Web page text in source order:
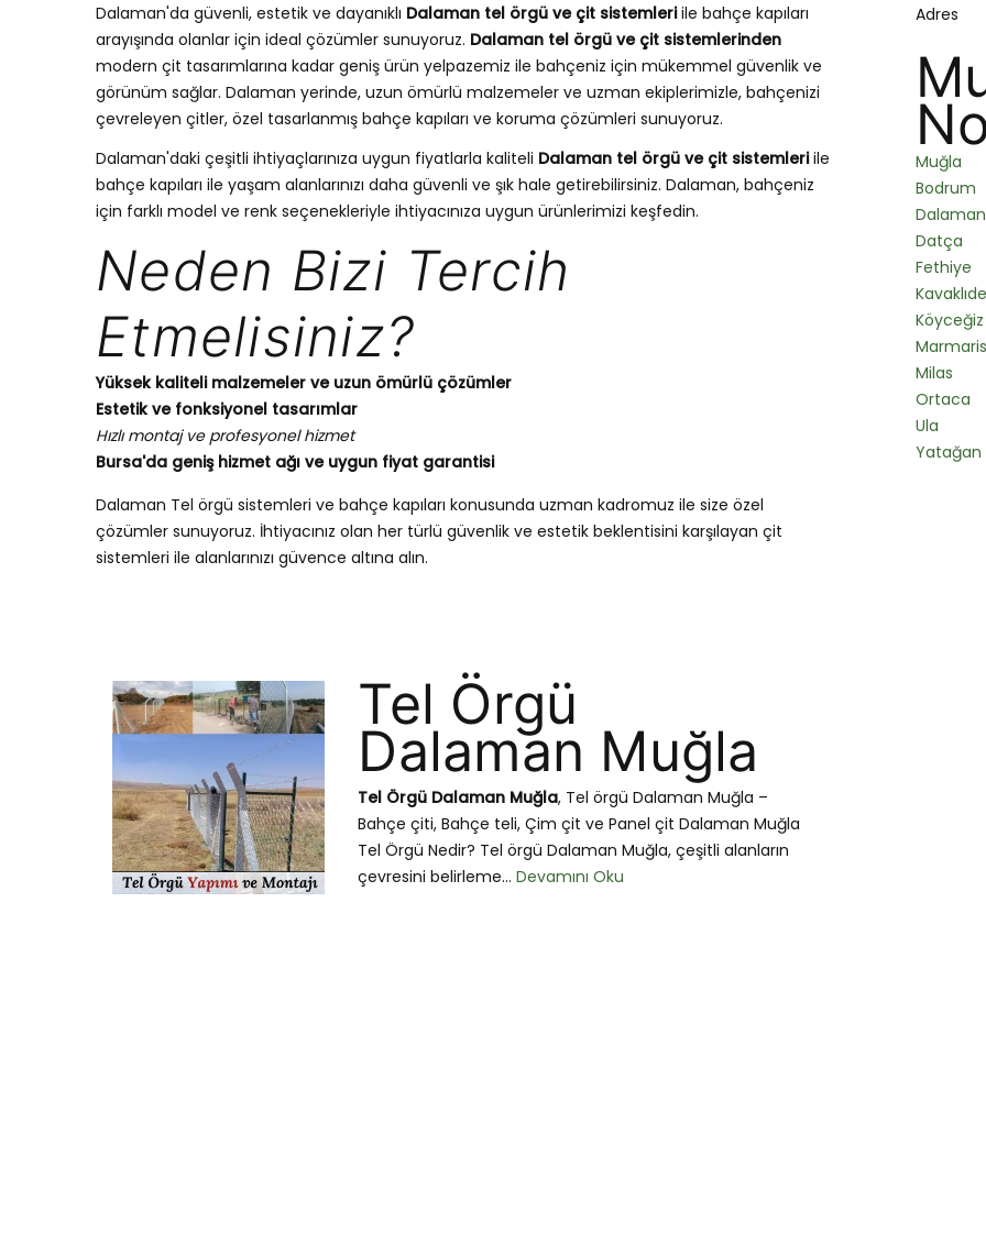
Adres
Muğla
Bodrum
Dalaman
Datça
Fethiye
Köyceğiz
Marmaris
Milas
Ortaca
Ula
Yatağan
Dalaman'da güvenli, estetik ve dayanıklı Dalaman tel örgü ve çit sistemleriile bahçe kapıları
arayışında olanlar için ideal çözümler sunuyoruz. Dalaman tel örgü ve çit sistemlerinden
modern çit tasarımlarına kadar geniş ürün yelpazemiz ile bahçeniz için mükemmel güvenlik ve
görünüm sağlar. Dalaman yerinde, uzun ömürlü malzemeler ve uzman ekiplerimizle, bahçenizi
çevreleyen çitler, özel tasarlanmış bahçe kapıları ve koruma çözümleri sunuyoruz.
Dalaman'daki çeşitli ihtiyaçlarınıza uygun fiyatlarla kaliteli Dalaman tel örgü ve çit sistemleriile
bahçe kapıları ile yaşam alanlarınızı daha güvenli ve şık hale getirebilirsiniz. Dalaman, bahçeniz
için farklı model ve renk seçenekleriyle ihtiyacınıza uygun ürünlerimizi keşfedin.
Neden Bizi Tercih
Etmelisiniz?
Yüksek kaliteli malzemeler ve uzun ömürlü çözümler
Estetik ve fonksiyonel tasarımlar
Hızlı montaj ve profesyonel hizmet
Bursa'da geniş hizmet ağı ve uygun fiyat garantisi
Dalaman Tel örgü sistemleri ve bahçe kapıları konusunda uzman kadromuz ile size özel
çözümler sunuyoruz. İhtiyacınız olan her türlü güvenlik ve estetik beklentisini karşılayan çit
sistemleri ile alanlarınızı güvence altına alın.
Tel Örgü
Dalaman Muğla
Tel Örgü Dalaman Muğla, Tel örgü Dalaman Muğla –
Bahçe çiti, Bahçe teli, Çim çit ve Panel çit Dalaman Muğla
Tel Örgü Nedir? Tel örgü Dalaman Muğla, çeşitli alanların
çevresini belirleme...Devamını Oku